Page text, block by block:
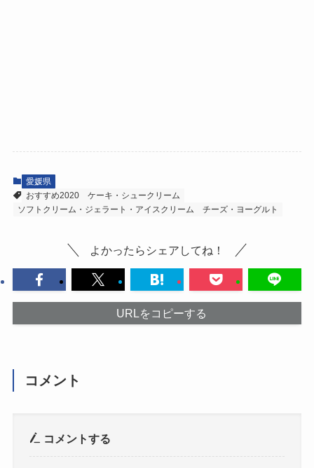
愛媛県
おすすめ2020
ケーキ・シュークリーム
ソフトクリーム・ジェラート・アイスクリーム
チーズ・ヨーグルト
よかったらシェアしてね！
URLをコピーする
コメント
コメントする